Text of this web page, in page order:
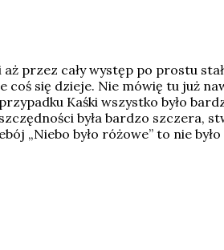
przez cały występ po prostu
się dzieje. Nie mówię tu już
Kaśki wszystko było
była bardzo
„Niebo było różowe” to nie